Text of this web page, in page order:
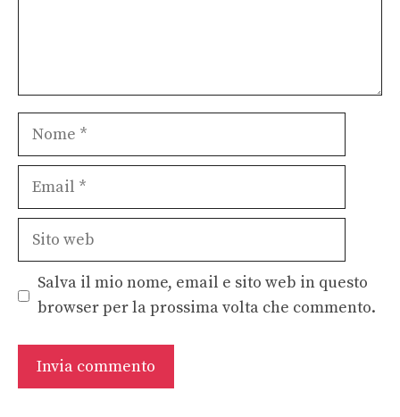
Nome
Email
Sito
Salva il mio nome, email e sito web in questo
browser per la prossima volta che commento.